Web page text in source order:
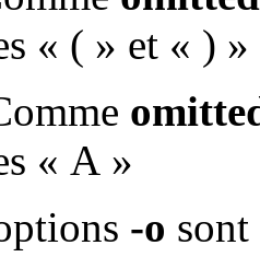
« ( » et « ) »
« A »
-o sont